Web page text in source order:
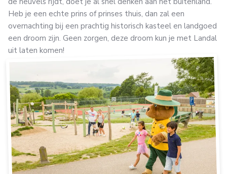
Heb je een echte prins of prinses thuis, dan zal een
overnachting bij een prachtig historisch kasteel en landgoed
een droom zijn. Geen zorgen, deze droom kun je met Landal
uit laten komen!